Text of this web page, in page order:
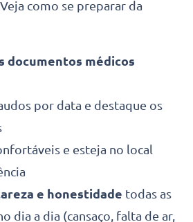
como se preparar da
documentos médicos
por data e destaque os
e esteja no local
e honestidade todas as
dia a dia (cansaço, falta de ar,